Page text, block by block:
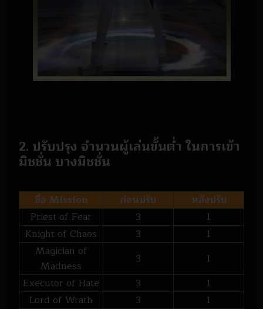
2. ปรับปรุง จำนวนผู้เล่นขั้นต่ำ ในการเข้า
มิชชั่น บางมิชชั่น
ชื่อ Mission ก่อนปรับ
หลังปรับ
Priest of Fear
3
1
Knight of Chaos
3
1
Magician of
Madness
3
1
Executor of Hate
3
1
Lord of Wrath
3
1